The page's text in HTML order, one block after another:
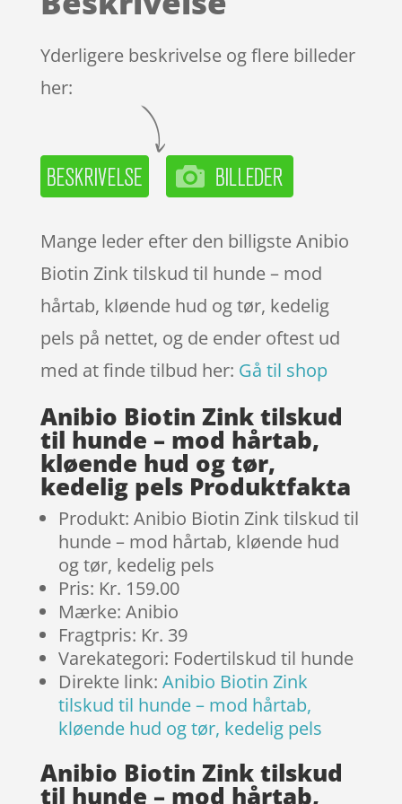
mmelser
Yderligere beskrivelse og flere billeder
her:
Mange leder efter den billigste Anibio
Biotin Zink tilskud til hunde – mod
hårtab, kløende hud og tør, kedelig
pels på nettet, og de ender oftest ud
med at finde tilbud her: Gå til shop
Anibio Biotin Zink tilskud
til hunde – mod hårtab,
kløende hud og tør,
kedelig pels Produktfakta
Produkt: Anibio Biotin Zink tilskud til
hunde – mod hårtab, kløende hud
og tør, kedelig pels
Pris: Kr. 159.00
Mærke: Anibio
Fragtpris: Kr. 39
Varekategori: Fodertilskud til hunde
Direkte link: Anibio Biotin Zink
tilskud til hunde – mod hårtab,
kløende hud og tør, kedelig pels
Anibio Biotin Zink tilskud
til hunde – mod hårtab,